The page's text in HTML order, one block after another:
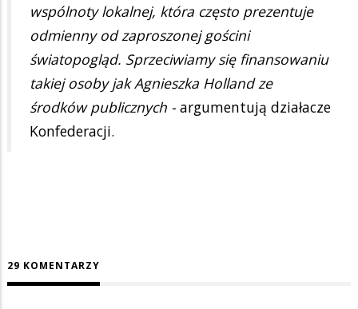
wspólnoty lokalnej, która często prezentuje
odmienny od zaproszonej gościni
światopogląd. Sprzeciwiamy się finansowaniu
takiej osoby jak Agnieszka Holland ze
środków publicznych - argumentują działacze
Konfederacji.
29 KOMENTARZY